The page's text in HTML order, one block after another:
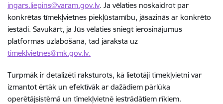
ingars.liepins@varam.gov.lv. Ja vēlaties noskaidrot par
konkrētas tīmekļvietnes piekļūstamību, jāsazinās ar konkrēto
iestādi. Savukārt, ja Jūs vēlaties sniegt ierosinājumus
platformas uzlabošanā, tad jāraksta uz
timeklvietnes@mk.gov.lv.
Turpmāk ir detalizēti raksturots, kā lietotāji tīmekļvietni var
izmantot ērtāk un efektīvāk ar dažādiem pārlūka
operētājsistēmā un tīmekļvietnē iestrādātiem rīkiem.